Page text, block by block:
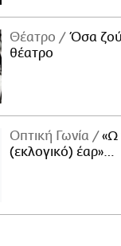
Θέατρο
Όσα
θέατρο
Οπτική Γωνία
«Ω
(εκλογικό) έαρ»…